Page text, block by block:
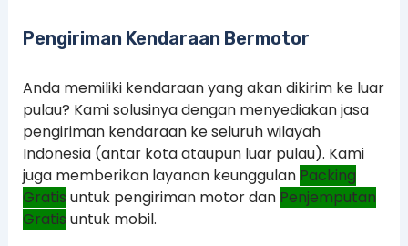
Pengiriman Kendaraan Bermotor
Anda memiliki kendaraan yang akan dikirim ke luar
pulau? Kami solusinya dengan menyediakan jasa
pengiriman kendaraan ke seluruh wilayah
Indonesia (antar kota ataupun luar pulau). Kami
juga memberikan layanan keunggulan Packing
Gratis untuk pengiriman motor dan Penjemputan
Gratis untuk mobil.